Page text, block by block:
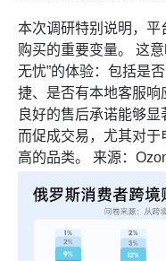
本次调研特别说明，平
购买的重要变量。 这
无忧”的体验：包括是
捷、是否有本地客服响
良好的售后承诺能够
而促成交易，尤其对
高的品类。 来源：